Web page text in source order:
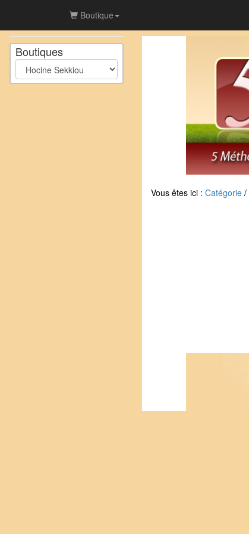
Boutique
Boutiques
Vous êtes ici : Catégorie /